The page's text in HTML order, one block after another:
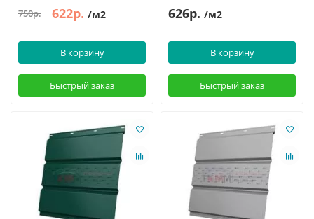
750р. 622р. /м2
В корзину
Быстрый заказ
626р. /м2
В корзину
Быстрый заказ